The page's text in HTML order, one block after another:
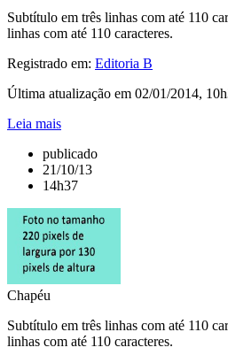
Subtítulo em três linhas com até 110
linhas com até 110 caracteres.
Registrado em: Editoria B
Última atualização em 02/01/2014,
Leia mais
publicado
21/10/13
14h37
Chapéu
Subtítulo em três linhas com até 110
linhas com até 110 caracteres.